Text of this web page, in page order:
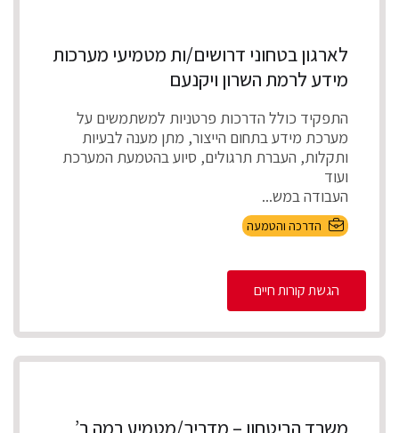
לארגון בטחוני דרושים/ות מטמיעי מערכות
מידע לרמת השרון ויקנעם
התפקיד כולל הדרכות פרטניות למשתמשים על
מערכת מידע בתחום הייצור, מתן מענה לבעיות
ותקלות, העברת תרגולים, סיוע בהטמעת המערכת
ועוד
העבודה במש...
הדרכה והטמעה
הגשת קורות חיים
משרד הביטחון – מדריך/מטמיע רמה ב’